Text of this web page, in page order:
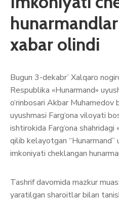
xabar olindi
Bugun 3-dekabr’ Xalqaro
Respublika «Hunarmand»
o‘rinbosari Akbar Muhamedov
uyushmasi Farg‘ona viloyati
ishtirokida Farg‘ona
qilib kelayotgan “Hunarmand”
imkoniyati cheklangan
Tashrif davomida mazkur
yaratilgan sharoitlar bilan